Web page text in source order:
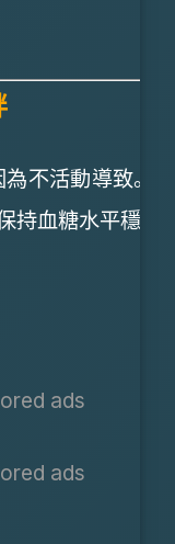
為不活動導致。
持血糖水平穩定
ads
ads